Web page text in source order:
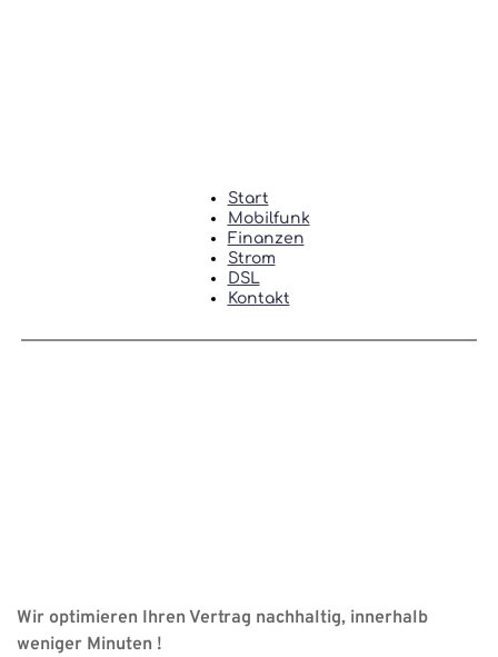
Start
Mobilfunk
Finanzen
Strom
DSL
Kontakt
Wir optimieren Ihren Vertrag nachhaltig, innerhalb
weniger Minuten !